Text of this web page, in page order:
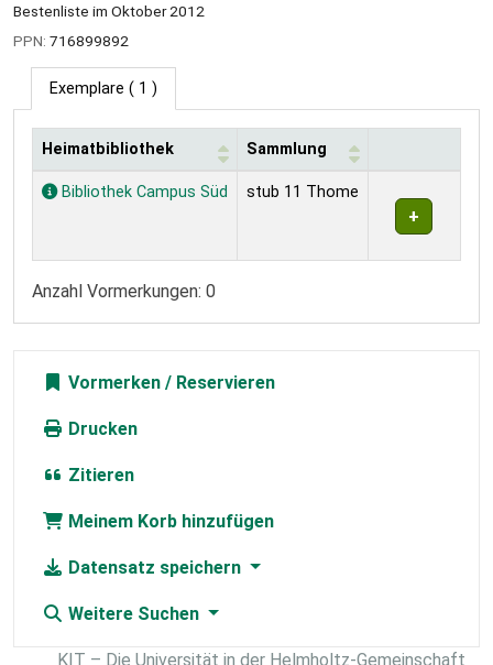
Bestenliste im Oktober 2012
PPN: 716899892
Exemplare ( 1 )
Exemplare
Heimatbibliothek Sammlung
Bibliothek Campus Süd stub 11 Thome
Anzahl Vormerkungen: 0
Vormerken
Drucken
Zitieren
Meinem Korb hinzufügen
Datensatz speichern
Weitere Suchen
KIT – Die Universität in der Helmholtz-Gemeinschaft